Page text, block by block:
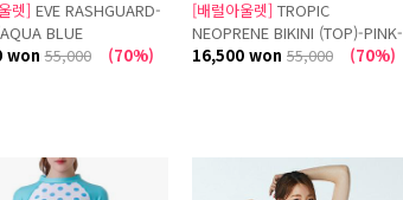
렛] EVE RASHGUARD-
BLUE
won55,000 (70%)
[배럴아울렛] TROPIC
NEOPRENE BIKINI (TOP)-PINK-
N.YELLOW
16,500 won 55,000 (70%)